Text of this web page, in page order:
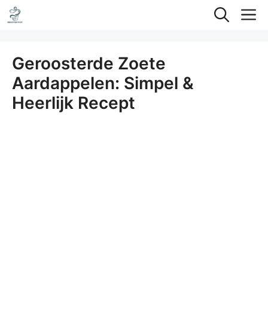
Ga
naar
inhoud
Geroosterde Zoete
Aardappelen: Simpel &
Heerlijk Recept